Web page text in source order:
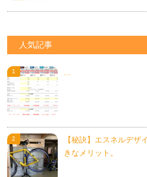
人気記事
【秘訣】エスネルデザ
きなメリット。